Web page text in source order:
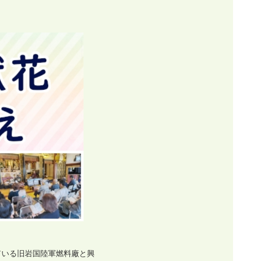
る旧岩国陸軍燃料廠と興